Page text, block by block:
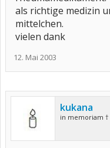
als richtige medizin
mittelchen.
vielen dank
12. Mai 2003
kukana
in memoriam †